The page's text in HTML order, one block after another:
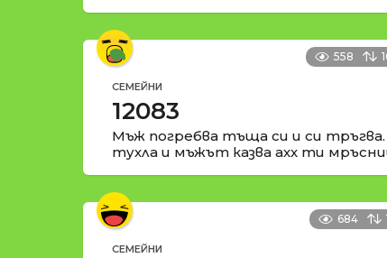
558
СЕМЕЙНИ
12083
Мъж погребва тъща си и си
тухла и мъжът казва ахх ти
684
СЕМЕЙНИ